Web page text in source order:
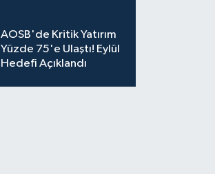
AOSB'de Kritik Yatırım
Yüzde 75'e Ulaştı! Eylül
Hedefi Açıklandı